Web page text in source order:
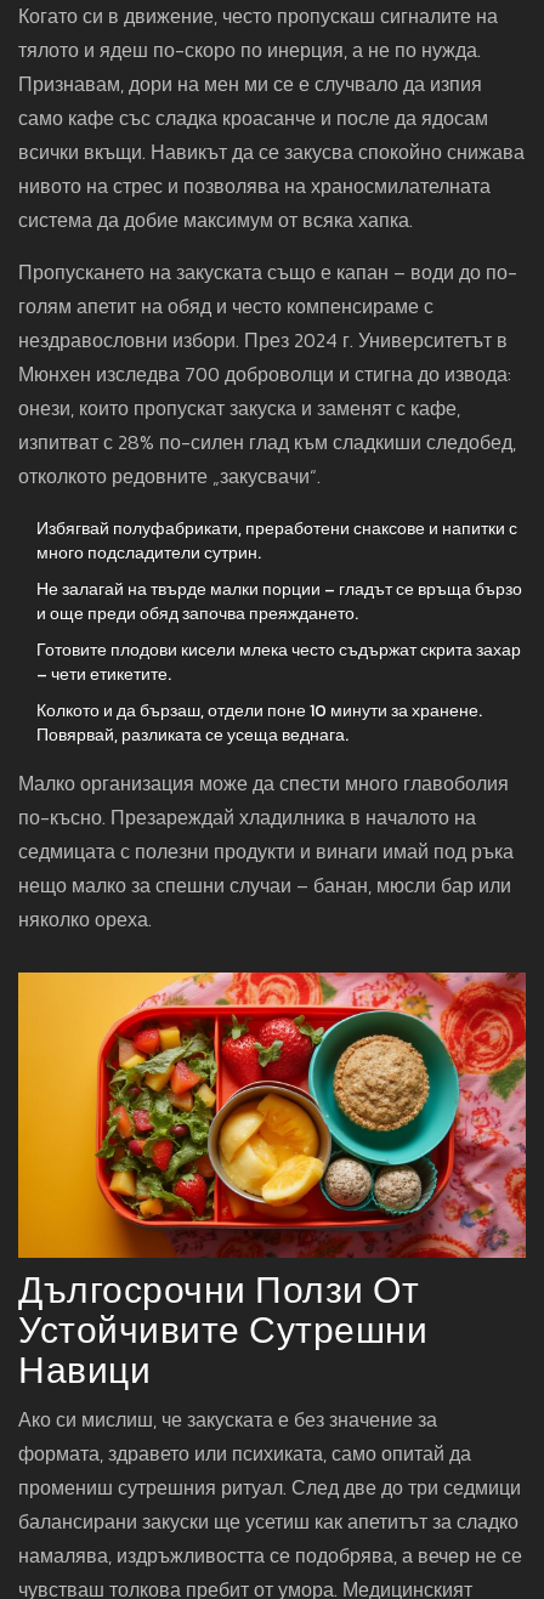
Когато си в движение, често пропускаш сигналите на
тялото и ядеш по-скоро по инерция, а не по нужда.
Признавам, дори на мен ми се е случвало да изпия
само кафе със сладка кроасанче и после да ядосам
всички вкъщи. Навикът да се закусва спокойно снижава
нивото на стрес и позволява на храносмилателната
система да добие максимум от всяка хапка.
Пропускането на закуската също е капан – води до по-
голям апетит на обяд и често компенсираме с
нездравословни избори. През 2024 г. Университетът в
Мюнхен изследва 700 доброволци и стигна до извода:
онези, които пропускат закуска и заменят с кафе,
изпитват с 28% по-силен глад към сладкиши следобед,
отколкото редовните „закусвачи“.
Избягвай полуфабрикати, преработени снаксове и напитки с
много подсладители сутрин.
Не залагай на твърде малки порции – гладът се връща бързо
и още преди обяд започва преяждането.
Готовите плодови кисели млека често съдържат скрита захар
– чети етикетите.
Колкото и да бързаш, отдели поне 10 минути за хранене.
Повярвай, разликата се усеща веднага.
Малко организация може да спести много главоболия
по-късно. Презареждай хладилника в началото на
седмицата с полезни продукти и винаги имай под ръка
нещо малко за спешни случаи – банан, мюсли бар или
няколко ореха.
Дългосрочни Ползи От
Устойчивите Сутрешни
Навици
Ако си мислиш, че закуската е без значение за
формата, здравето или психиката, само опитай да
промениш сутрешния ритуал. След две до три седмици
балансирани закуски ще усетиш как апетитът за сладко
намалява, издръжливостта се подобрява, а вечер не се
чувстваш толкова пребит от умора. Медицинският